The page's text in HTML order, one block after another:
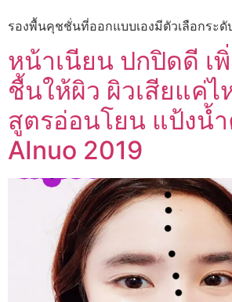
รองพื้นคุชชั่นที่ออกแบบเองมีตัวเลือกระ
หน้าเนียน ปกปิดดี เ
ชื้นให้ผิว ผิวเสียแค่ไ
สูตรอ่อนโยน แป้งน้
AInuo 2019